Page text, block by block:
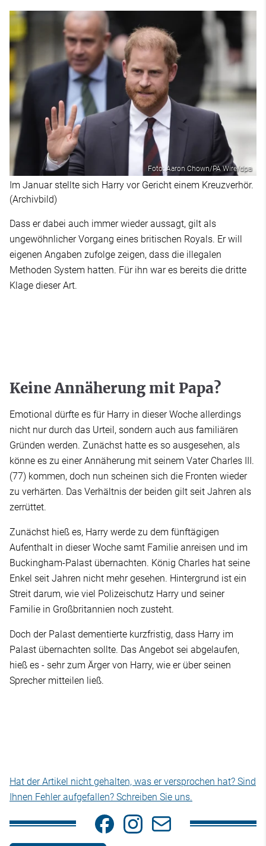
Foto: Aaron Chown/PA Wire/dpa
Im Januar stellte sich Harry vor Gericht einem Kreuzverhör.
(Archivbild)
Dass er dabei auch immer wieder aussagt, gilt als
ungewöhnlicher Vorgang eines britischen Royals. Er will
eigenen Angaben zufolge zeigen, dass die illegalen
Methoden System hatten. Für ihn war es bereits die dritte
Klage dieser Art.
Keine Annäherung mit Papa?
Emotional dürfte es für Harry in dieser Woche allerdings
nicht nur durch das Urteil, sondern auch aus familiären
Gründen werden. Zunächst hatte es so ausgesehen, als
könne es zu einer Annäherung mit seinem Vater Charles III.
(77) kommen, doch nun scheinen sich die Fronten wieder
zu verhärten. Das Verhältnis der beiden gilt seit Jahren als
zerrüttet.
Zunächst hieß es, Harry werde zu dem fünftägigen
Aufenthalt in dieser Woche samt Familie anreisen und im
Buckingham-Palast übernachten. König Charles hat seine
Enkel seit Jahren nicht mehr gesehen. Hintergrund ist ein
Streit darum, wie viel Polizeischutz Harry und seiner
Familie in Großbritannien noch zusteht.
Doch der Palast dementierte kurzfristig, dass Harry im
Palast übernachten sollte. Das Angebot sei abgelaufen,
hieß es - sehr zum Ärger von Harry, wie er über seinen
Sprecher mitteilen ließ.
Hat der Artikel nicht gehalten, was er versprochen hat? Sind
Ihnen Fehler aufgefallen? Schreiben Sie uns.